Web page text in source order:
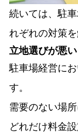
続いては、駐
れぞれの対策を
立地選びが悪い
駐車場経営に
す。
需要のない場
どれだけ料金